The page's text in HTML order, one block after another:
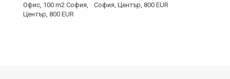
София, Център, 800 EUR